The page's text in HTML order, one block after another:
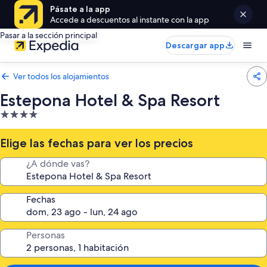
Pásate a la app
Accede a descuentos al instante con la app
Pasar a la sección principal
Descargar app
Ver todos los alojamientos
Estepona Hotel & Spa Resort
Alojamiento
de
4.0 estrellas
Elige las fechas para ver los precios
¿A dónde vas?
Fechas
Personas